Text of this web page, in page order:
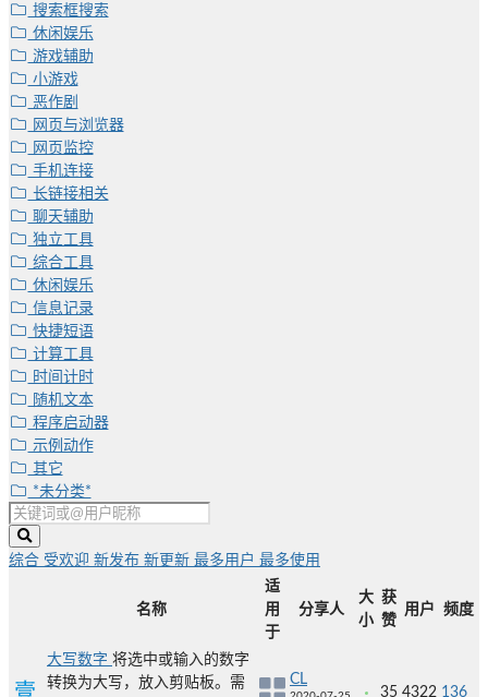
搜索框搜索
休闲娱乐
游戏辅助
小游戏
恶作剧
网页与浏览器
网页监控
手机连接
长链接相关
聊天辅助
独立工具
综合工具
休闲娱乐
信息记录
快捷短语
计算工具
时间计时
随机文本
程序启动器
示例动作
其它
*未分类*
综合 受欢迎 新发布 新更新 最多用户 最多使用
名称
适
用
于
分享人
大
小
获
赞
用户 频度
大写数字 将选中或输入的数字
转换为大写，放入剪贴板。需
CL
35 4322 136